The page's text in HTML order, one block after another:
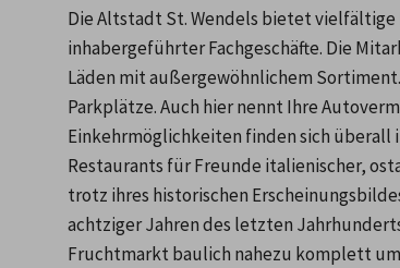
Die Altstadt St. Wendels bietet
inhabergeführter Fachgeschäfte. Die
Läden mit außergewöhnlichem
Parkplätze. Auch hier nennt Ihre
Einkehrmöglichkeiten finden sich überall
Restaurants für Freunde italienischer,
trotz ihres historischen
achtziger Jahren des letzten
Fruchtmarkt baulich nahezu komplett